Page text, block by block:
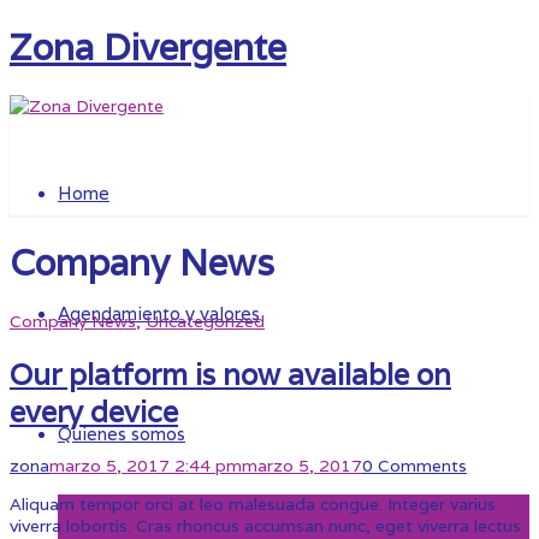
Zona Divergente
Home
Agendamiento y valores
Quienes somos
Company News
Company News,Uncategorized
Our platform is now available on
every device
zonamarzo 5, 2017 2:44 pmmarzo 5, 20170 Comments
Aliquam tempor orci at leo malesuada congue. Integer varius
viverra lobortis. Cras rhoncus accumsan nunc, eget viverra lectus